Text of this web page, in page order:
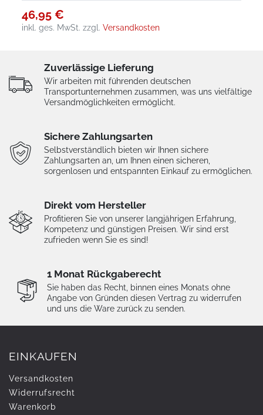
46,95 €
inkl. ges. MwSt. zzgl.Versandkosten
Zuverlässige Lieferung
Wir arbeiten mit führenden deutschen
Transportunternehmen zusammen, was uns vielfältige
Versandmöglichkeiten ermöglicht.
Sichere Zahlungsarten
Selbstverständlich bieten wir Ihnen sichere
Zahlungsarten an, um Ihnen einen sicheren,
sorgenlosen und entspannten Einkauf zu ermöglichen.
Direkt vom Hersteller
Profitieren Sie von unserer langjährigen Erfahrung,
Kompetenz und günstigen Preisen. Wir sind erst
zufrieden wenn Sie es sind!
1 Monat Rückgaberecht
Sie haben das Recht, binnen eines Monats ohne
Angabe von Gründen diesen Vertrag zu widerrufen
und uns die Ware zurück zu senden.
EINKAUFEN
Versandkosten
Widerrufs­recht
Warenkorb